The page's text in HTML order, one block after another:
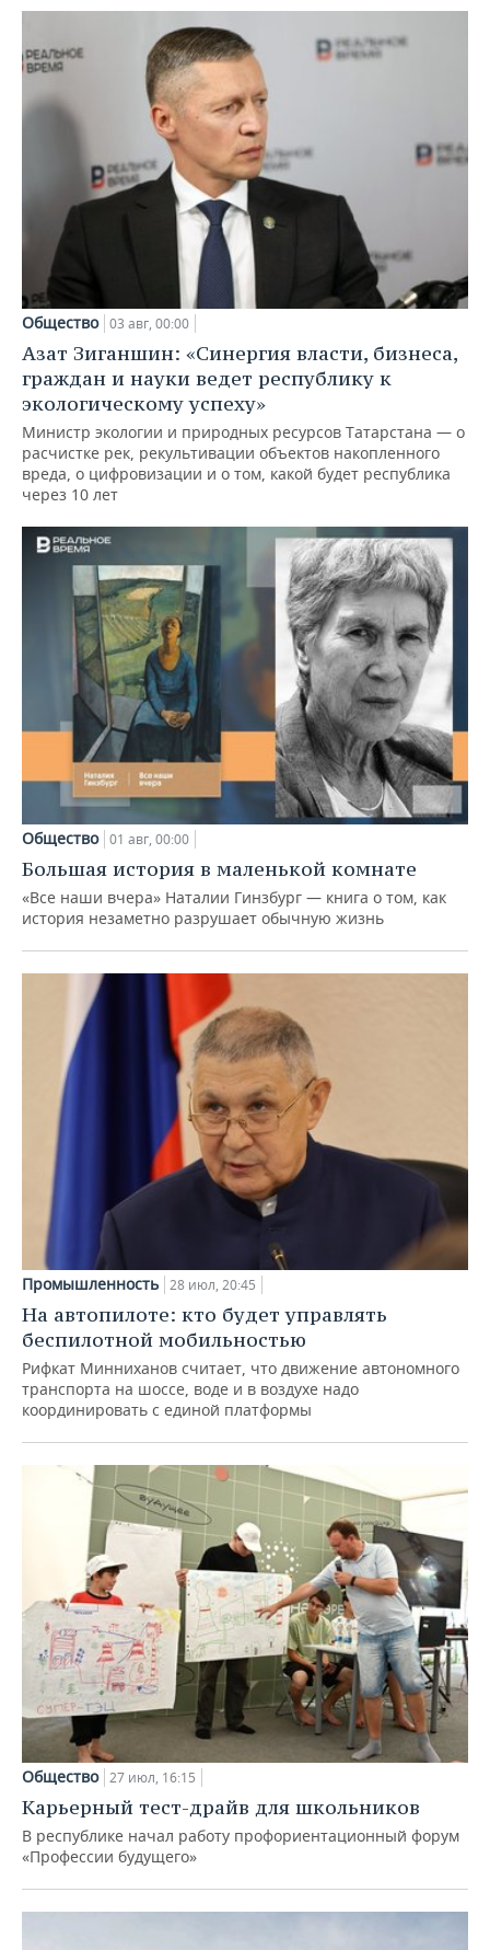
Общество 03 авг, 00:00
Азат Зиганшин: «Синергия власти, бизнеса,
граждан и науки ведет республику к
экологическому успеху»
Министр экологии и природных ресурсов Татарстана — о
расчистке рек, рекультивации объектов накопленного
вреда, о цифровизации и о том, какой будет республика
через 10 лет
Общество 01 авг, 00:00
Большая история в маленькой комнате
«Все наши вчера» Наталии Гинзбург — книга о том, как
история незаметно разрушает обычную жизнь
Промышленность 28 июл, 20:45
На автопилоте: кто будет управлять
беспилотной мобильностью
Рифкат Минниханов считает, что движение автономного
транспорта на шоссе, воде и в воздухе надо
координировать с единой платформы
Общество 27 июл, 16:15
Карьерный тест-драйв для школьников
В республике начал работу профориентационный форум
«Профессии будущего»